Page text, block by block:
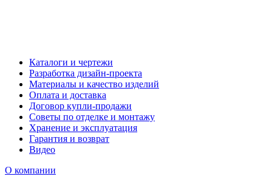
Каталоги и чертежи
Разработка дизайн-проекта
Материалы и качество изделий
Оплата и доставка
Договор купли-продажи
Советы по отделке и монтажу
Хранение и эксплуатация
Гарантия и возврат
Видео
О компании